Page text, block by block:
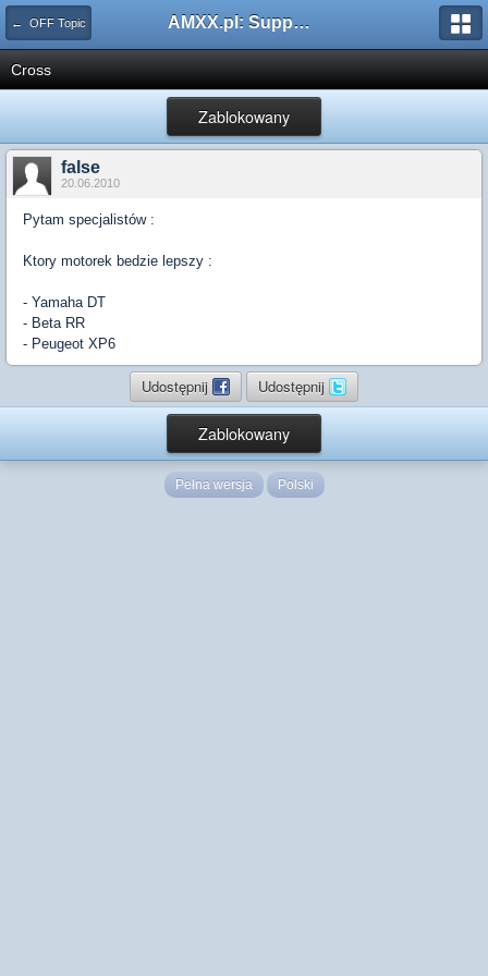
← OFF Topic AMXX.pl: Support AMX Mod X i SourceMod
Cross
Zablokowany
false
20.06.2010
Pytam specjalistów :
Ktory motorek bedzie lepszy :
- Yamaha DT
- Beta RR
- Peugeot XP6
Udostępnij Udostępnij
Zablokowany
Pełna wersja Polski